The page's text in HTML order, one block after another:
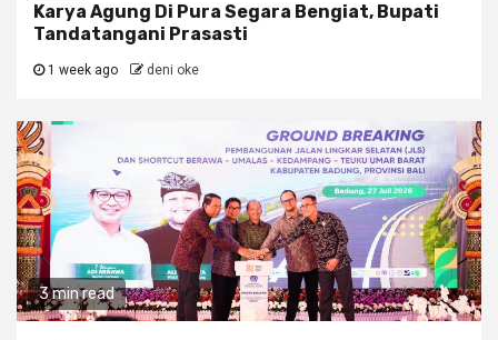
Karya Agung Di Pura Segara Bengiat, Bupati
Tandatangani Prasasti
1 week ago deni oke
3 min read